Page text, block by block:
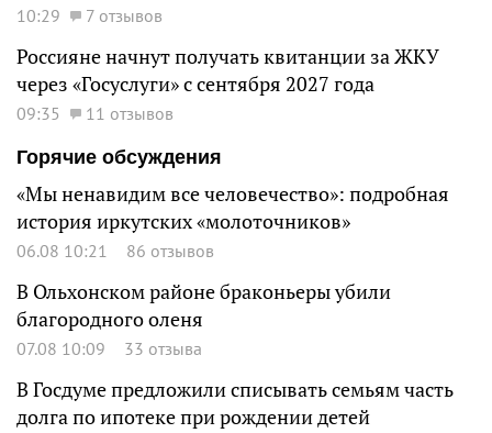
10:29 7 отзывов
Россияне начнут получать квитанции за ЖКУ
через «Госуслуги» с сентября 2027 года
09:35
11 отзывов
Горячие обсуждения
«Мы ненавидим все человечество»: подробная
история иркутских «молоточников»
06.08 10:21 86 отзывов
В Ольхонском районе браконьеры убили
благородного оленя
07.08 10:09 33 отзыва
В Госдуме предложили списывать семьям часть
долга по ипотеке при рождении детей